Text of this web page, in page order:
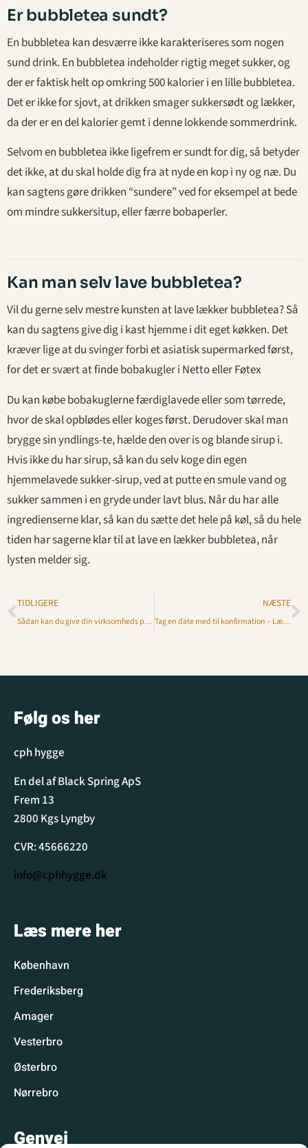
Er bubbletea sundt?
En bubbletea kan desværre ikke karakteriseres som nogen
sund drink. En bubbletea indeholder rigtig meget sukker, og
der er faktisk helt op omkring 500 kalorier i en lille bubbletea.
Det er ikke for sjovt, at drikken smager sukkersødt og lækker,
da der er en del kalorier gemt i denne lokkende sommerdrink.
Selvom en bubbletea ikke ligefrem er sundt for dig, så betyder
det ikke, at du skal holde dig fra at nyde en kop i ny og næ. Du
kan sagtens gøre drikken “sundere” ved for eksempel at bede
om mindre sukkersitup, eller færre bobaperler.
Kan man selv lave bubbletea?
Vil du gerne selv mestre kunsten at lave lækker bubbletea? Så
kan du sagtens give dig i kast hjemme i dit eget køkken. Det
kræver lige at du svinger forbi et asiatisk supermarked først,
for det er svært at finde bobakugler i Netto eller Føtex
Du kan købe bobakuglerne færdiglavede eller som tørrede,
hvor de skal opblødes eller koges først. Derudover skal man
brygge sin yndlings-te, hælde den over is og blande sirup i.
Hvis ikke du har sirup, så kan du selv koge din egen
hjemmelavede sukker-sirup, ved at putte en smule vand og
sukker sammen i en gryde under lavt blus. Når du har alle
ingredienserne klar, så kan du sætte det hele på køl, så du hele
tiden har sagerne klar til at lave en lækker bubbletea, når
lysten melder sig.
TIDLIGERE
Sådan kan du give din virksomheds produkter en opgradering
NÆSTE
Tag en date med til konfirmation – Læs de gode tips her!
Følg os her
cph hygge
En del af Black Spring ApS
Frem 13
2800 Kgs Lyngby
CVR: 45666220
info@cphhygge.dk
Læs mere her
København
Frederiksberg
Amager
Vesterbro
Østerbro
Nørrebro
Genvej